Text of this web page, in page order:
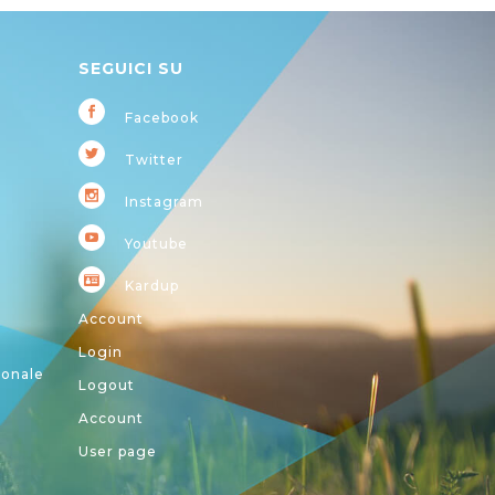
SEGUICI SU
Facebook
Twitter
Instagram
Youtube
Kardup
Account
Login
Logout
Account
User page